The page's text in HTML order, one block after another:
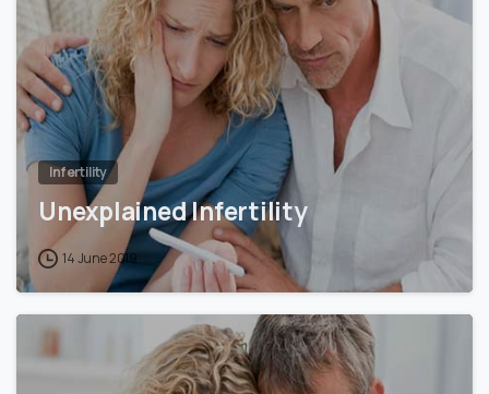
Infertility
Unexplained Infertility
14 June 2019